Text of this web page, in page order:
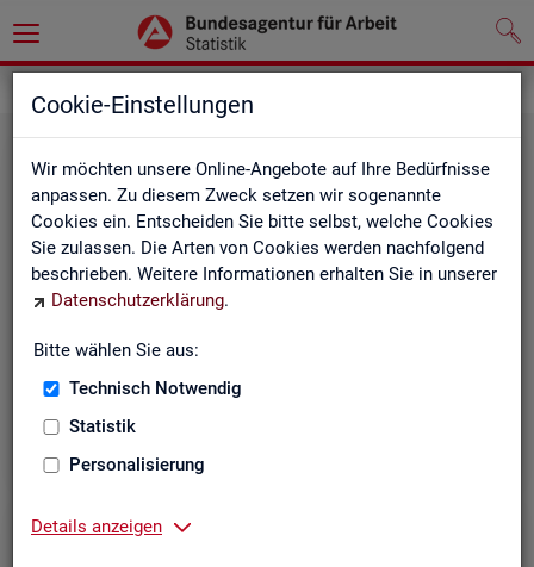
Cookie-Einstellungen
Wir möchten unsere Online-Angebote auf Ihre Bedürfnisse
anpassen. Zu diesem Zweck setzen wir sogenannte
Cookies ein. Entscheiden Sie bitte selbst, welche Cookies
Sie zulassen. Die Arten von Cookies werden nachfolgend
beschrieben. Weitere Informationen erhalten Sie in unserer
Datenschutzerklärung.
Bitte wählen Sie aus:
Technisch Notwendig
Statistik
Personalisierung
Details anzeigen
Die Kurzinformationen geben einen schnellen Überblick
über die Fachstatistiken der Statistik der BA.